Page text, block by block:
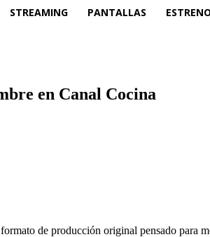
STREAMING PANTALLAS
en Canal Cocina
de producción original pensado para